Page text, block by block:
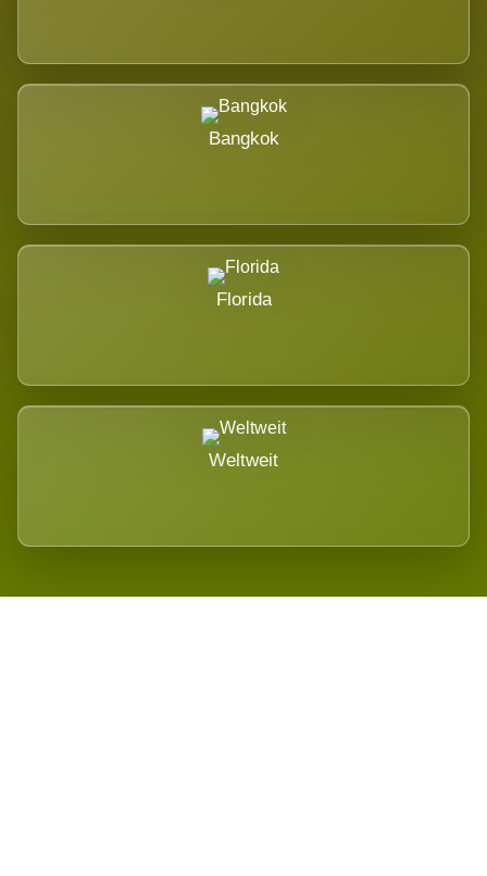
Bangkok
Florida
Weltweit